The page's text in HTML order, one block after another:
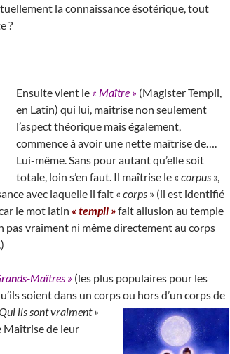
la connaissance ésotérique, tout
?
Ensuitevient le « Maître » (Magister Templi,
en Latin) qui lui, maîtrise non seulement
l’aspect théorique mais également,
commence à avoir une nette maîtrise de….
Lui-même. Sans pour autant qu’elle soit
totale, loin s’en faut. Il maîtrise le « corpus »,
avec laquelle il fait « corps » (il est identifié
le mot latin « templi »fait allusion au temple
pas vraiment ni même directement au corps
Maîtres » (les plus populaires pour les
soient dans un corps ou hors d’un corps de
ils sont vraiment »
Maîtrise de leur